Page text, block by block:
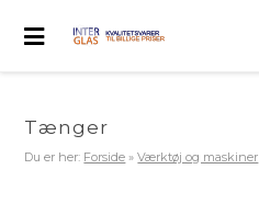
Tænger
Du er her: Forside »Værktøj og maskiner